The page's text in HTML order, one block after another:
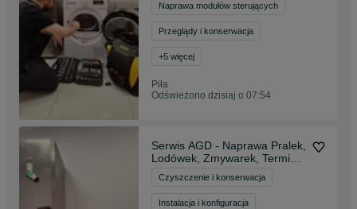
Naprawa modułów sterujących
Przeglądy i konserwacja
+5 więcej
Piła
Odświeżono dzisiaj o 07:54
Serwis AGD - Naprawa Pralek,
Lodówek, Zmywarek, Terminy
Czyszczenie i konserwacja
Instalacja i konfiguracja